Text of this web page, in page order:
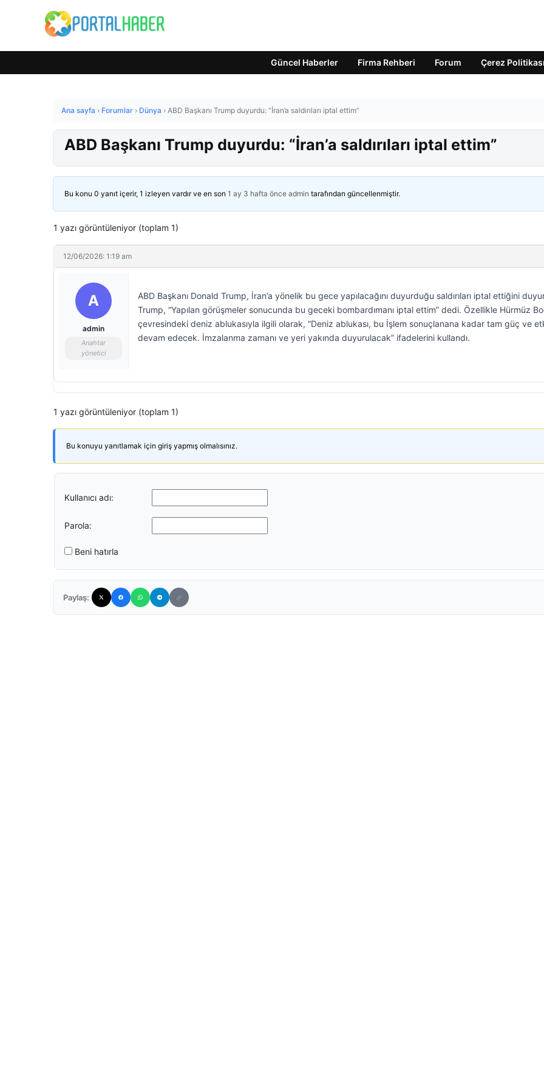
Güncel Haberler Firma Rehberi Forum Çerez Politikası
Ana sayfa › Forumlar › Dünya › ABD Başkanı Trump duyurdu: “İran’a saldırıları iptal ettim”
ABD Başkanı Trump duyurdu: “İran’a saldırıları iptal ettim”
Bu konu 0 yanıt içerir, 1 izleyen vardır ve en son 1 ay 3 hafta önce admin tarafından güncellenmiştir.
1 yazı görüntüleniyor (toplam 1)
12/06/2026: 1:19 am
A
admin
Anahtar
yönetici
ABD Başkanı Donald Trump, İran’a yönelik bu gece yapılacağını duyurduğu saldırıları iptal ettiğini
Trump, “Yapılan görüşmeler sonucunda bu geceki bombardımanı iptal ettim” dedi. Özellikle Hürmüz
çevresindeki deniz ablukasıyla ilgili olarak, “Deniz ablukası, bu İşlem sonuçlanana kadar tam güç ve
devam edecek. İmzalanma zamanı ve yeri yakında duyurulacak” ifadelerini kullandı.
1 yazı görüntüleniyor (toplam 1)
Bu konuyu yanıtlamak için giriş yapmış olmalısınız.
Kullanıcı adı:
Parola:
Beni hatırla
Paylaş: